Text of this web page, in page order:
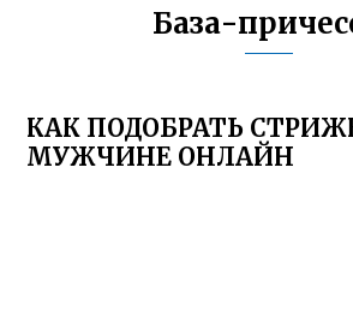
База-
КАК ПОДОБРАТЬ
МУЖЧИНЕ ОНЛАЙН